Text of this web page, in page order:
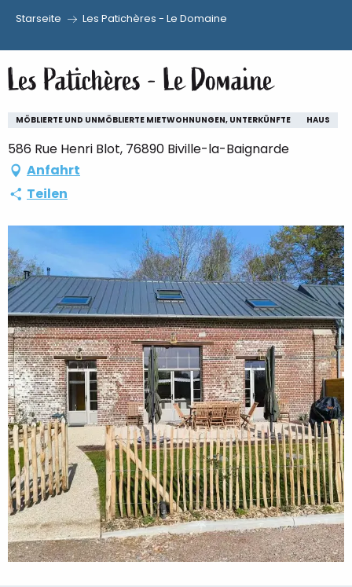
au
contenu
principal
Starseite Les Patichères - Le Domaine
Les Patichères - Le Domaine
MÖBLIERTE UND UNMÖBLIERTE MIETWOHNUNGEN, UNTERKÜNFTE HAUS
586 Rue Henri Blot, 76890 Biville-la-Baignarde
Anfahrt
Teilen